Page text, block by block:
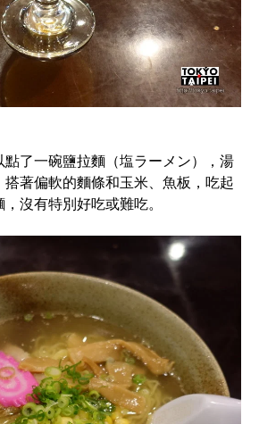
了一碗鹽拉麵（塩ラーメン），湯
著偏軟的麵條和玉米、魚板，吃起
沒有特別好吃或難吃。